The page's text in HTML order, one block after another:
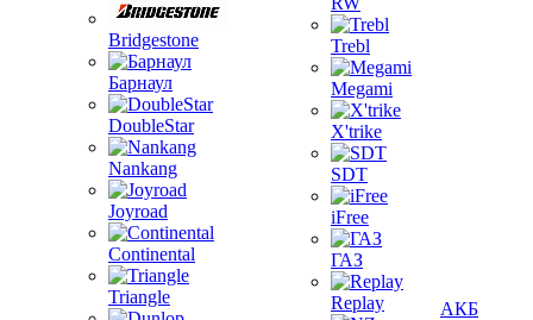
Bridgestone
Барнаул
DoubleStar
Nankang
Joyroad
Continental
Triangle
Trebl
Megami
X'trike
SDT
iFree
ГАЗ
Replay АКБ